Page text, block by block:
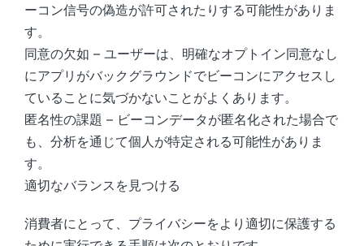
ーコン信号の偽造が許可されたりする可能性がありま
す。
同意の欠如 – ユーザーは、明確なオプトイン同意なし
にアプリがバックグラウンドでビーコンにアクセスし
ていることに気づかないことがよくあります。
匿名性の課題 – ビーコンデータが匿名化された場合で
も、分析を通じて個人が特定される可能性がありま
す。
適切なバランスを見つける
消費者にとって、プライバシーをより適切に保護する